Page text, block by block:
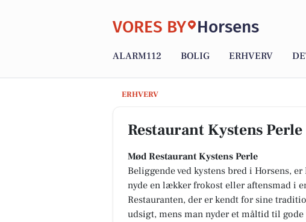
VORES BY Horsens
ALARM112 BOLIG ERHVERV
ERHVERV
Restaurant Kystens Perle
Restaurant Kystens Perle
Mød Restaurant Kystens Perle
Beliggende ved kystens bred i Horsens,
nyde en lækker frokost eller aftensmad i
Restauranten, der er kendt for sine
udsigt, mens man nyder et måltid til